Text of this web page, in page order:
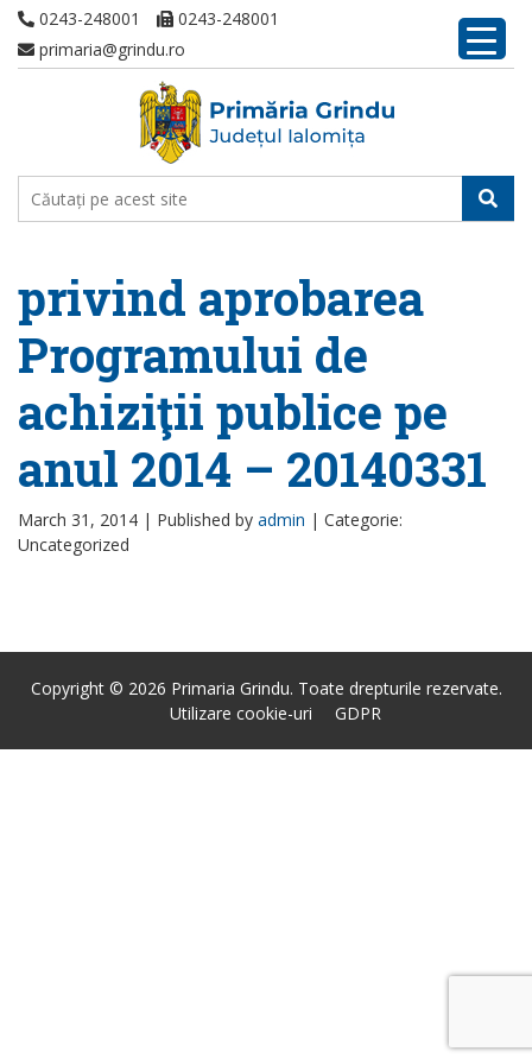
0243-248001
0243-248001
primaria@grindu.ro
privind aprobarea
Programului de
achiziţii publice pe
anul 2014 – 20140331
March 31, 2014 | Published by admin | Categorie:
Uncategorized
Copyright © 2026 Primaria Grindu. Toate drepturile rezervate.
Utilizare cookie-uri
GDPR